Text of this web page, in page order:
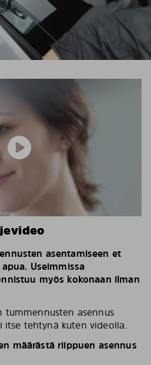
asentamiseen et
Useimmissa
myös kokonaan ilman
tummennusten asennus
tehtynä kuten videolla.
määrästä riippuen asennus